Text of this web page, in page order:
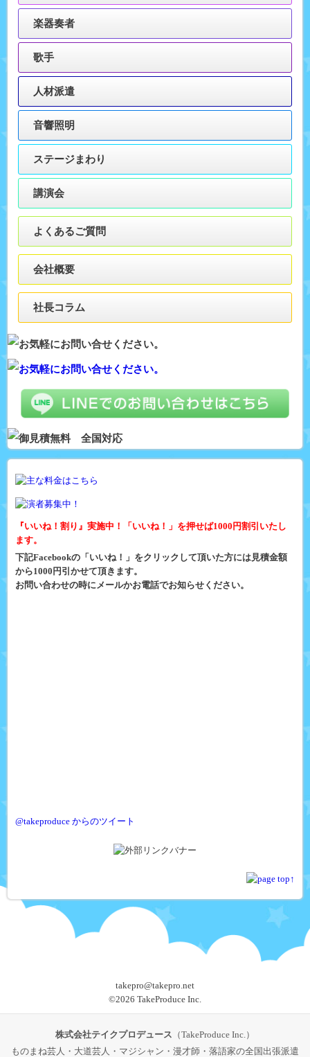
楽器奏者
歌手
人材派遣
音響照明
ステージまわり
講演会
よくあるご質問
会社概要
社長コラム
『いいね！割り』実施中！「いいね！」を押せば1000円割引いたし
ます。
下記Facebookの「いいね！」をクリックして頂いた方には見積金額
から1000円引かせて頂きます。
お問い合わせの時にメールかお電話でお知らせください。
@takeproduce からのツイート
takepro@takepro.net
©2026 TakeProduce Inc.
株式会社テイクプロデュース （TakeProduce Inc.）
ものまね芸人・大道芸人・マジシャン・漫才師・落語家の全国出張派遣